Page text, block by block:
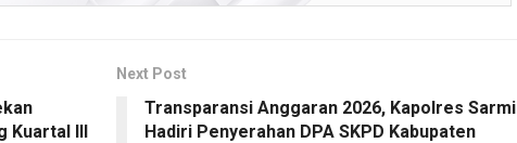
Kuartal III
Next Post
Transparansi Anggaran 2026, Kapolres Sarmi
Hadiri Penyerahan DPA SKPD Kabupaten